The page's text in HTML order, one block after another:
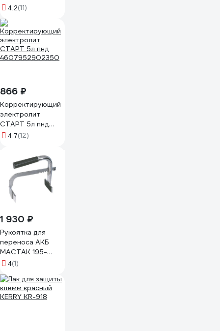
болт, 10 мм SBT
4.2(11)
866 ₽
Корректирующий
электролит
СТАРТ 5л пнд
4607952902350
4.7(12)
1 930 ₽
Рукоятка для
переноса АКБ
МАСТАК 195-
00001
4(1)